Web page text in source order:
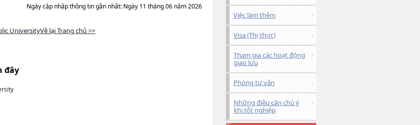
Ngày cập nhập thông tin gần nhất: Ngày 11 tháng 06 năm 2026
UniversityVề lại Trang chủ >>
đây
Việc làm thêm
Visa (Thị thực)
Tham gia các hoạt động
giao lưu
Phòng tư vấn
Những điều cần chú ý
khi tốt nghiệp